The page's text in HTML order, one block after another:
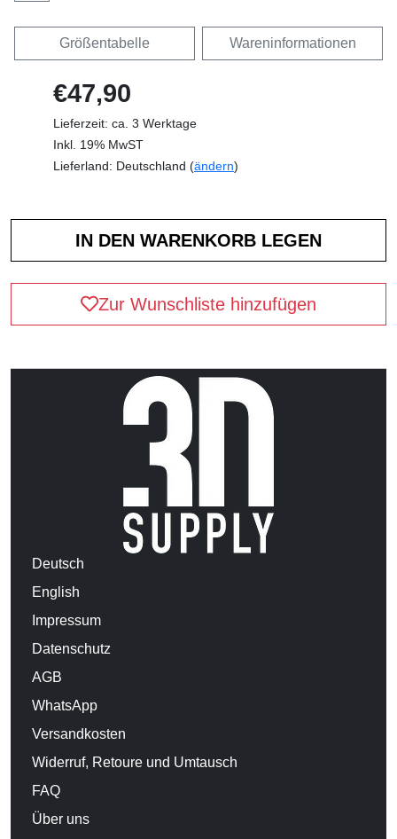
Größentabelle Wareninformationen
€47,90
Lieferzeit: ca. 3 Werktage
Inkl. 19% MwST
Lieferland: Deutschland (ändern)
Zur Wunschliste hinzufügen
Deutsch
English
Impressum
Datenschutz
AGB
WhatsApp
Versandkosten
Widerruf, Retoure und Umtausch
FAQ
Über uns